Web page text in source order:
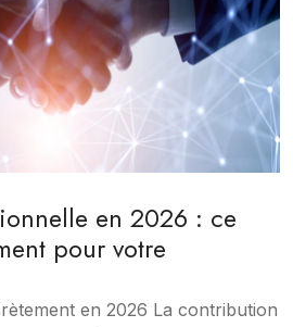
en 2026 : ce
pour votre
en 2026 La contribution